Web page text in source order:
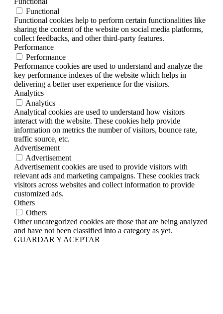
Functional
Functional cookies help to perform certain functionalities like
sharing the content of the website on social media platforms,
collect feedbacks, and other third-party features.
Performance
Performance
Performance cookies are used to understand and analyze the
key performance indexes of the website which helps in
delivering a better user experience for the visitors.
Analytics
Analytics
Analytical cookies are used to understand how visitors
interact with the website. These cookies help provide
information on metrics the number of visitors, bounce rate,
traffic source, etc.
Advertisement
Advertisement
Advertisement cookies are used to provide visitors with
relevant ads and marketing campaigns. These cookies track
visitors across websites and collect information to provide
customized ads.
Others
Others
Other uncategorized cookies are those that are being analyzed
and have not been classified into a category as yet.
GUARDAR Y ACEPTAR